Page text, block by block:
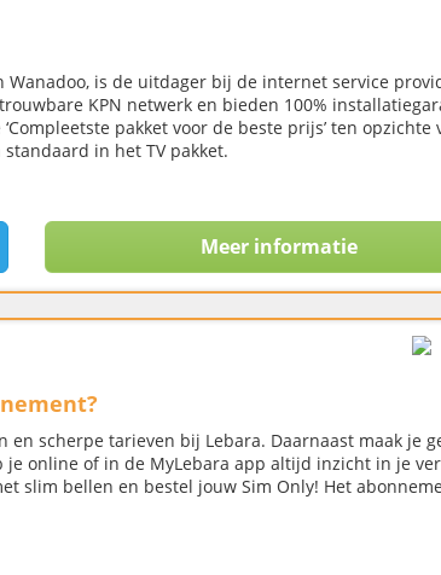
is de uitdager bij de internet service
KPN netwerk en bieden 100%
pakket voor de beste prijs’ ten opzichte
in het TV pakket.
Meer informatie
scherpe tarieven bij Lebara. Daarnaast maak je
online of in de MyLebara app altijd inzicht in je
slim bellen en bestel jouw Sim Only! Het